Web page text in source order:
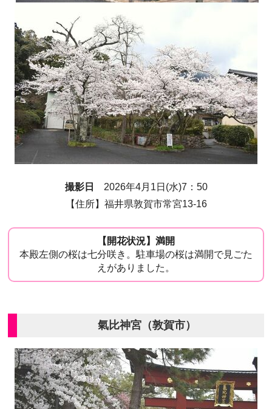
撮影日
2026年4月1日(水)7：50
【住所】福井県敦賀市常宮13-16
【開花状況】満開
本殿左側の桜は七分咲き。駐車場の桜は満開で見ごた
えがありました。
氣比神宮（敦賀市）